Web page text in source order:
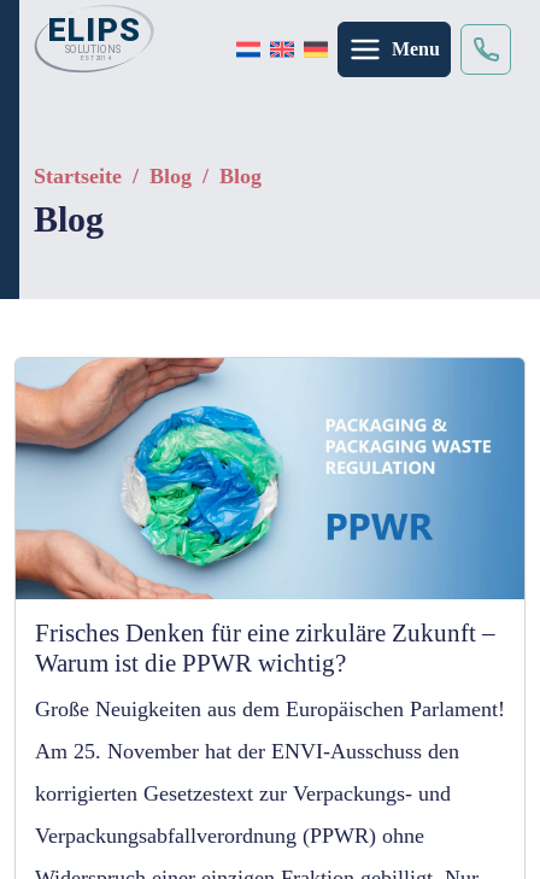
Menu
Startseite / Blog / Blog
Blog
Frisches Denken für eine zirkuläre Zukunft –
Warum ist die PPWR wichtig?
Große Neuigkeiten aus dem Europäischen Parlament!
Am 25. November hat der ENVI-Ausschuss den
korrigierten Gesetzestext zur Verpackungs- und
Verpackungsabfallverordnung (PPWR) ohne